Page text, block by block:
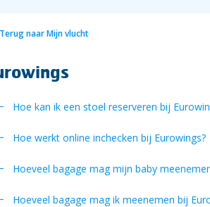
Terug naarMijn vlucht
Hoe kan ik een stoel reserveren bij
Hoe werkt online inchecken bij Eurowings?
Hoeveel bagage mag mijn baby
Hoeveel bagage mag ik meenemen bij